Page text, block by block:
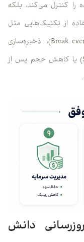
را کنترل می‌کند، بلکه
از تکنیک‌هایی مثل
انتقال حد ضرر به نقطه سر به سر (Break-even)، ذخیره‌سازی
بخشی از سود در میانه مسیر (Scaling out) یا کاهش حجم پس از
دانش